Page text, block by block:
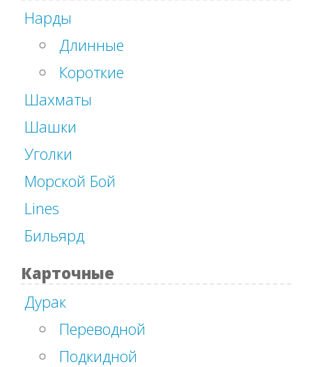
Нарды
Длинные
Короткие
Шахматы
Шашки
Уголки
Морской Бой
Lines
Бильярд
Карточные
Дурак
Переводной
Подкидной